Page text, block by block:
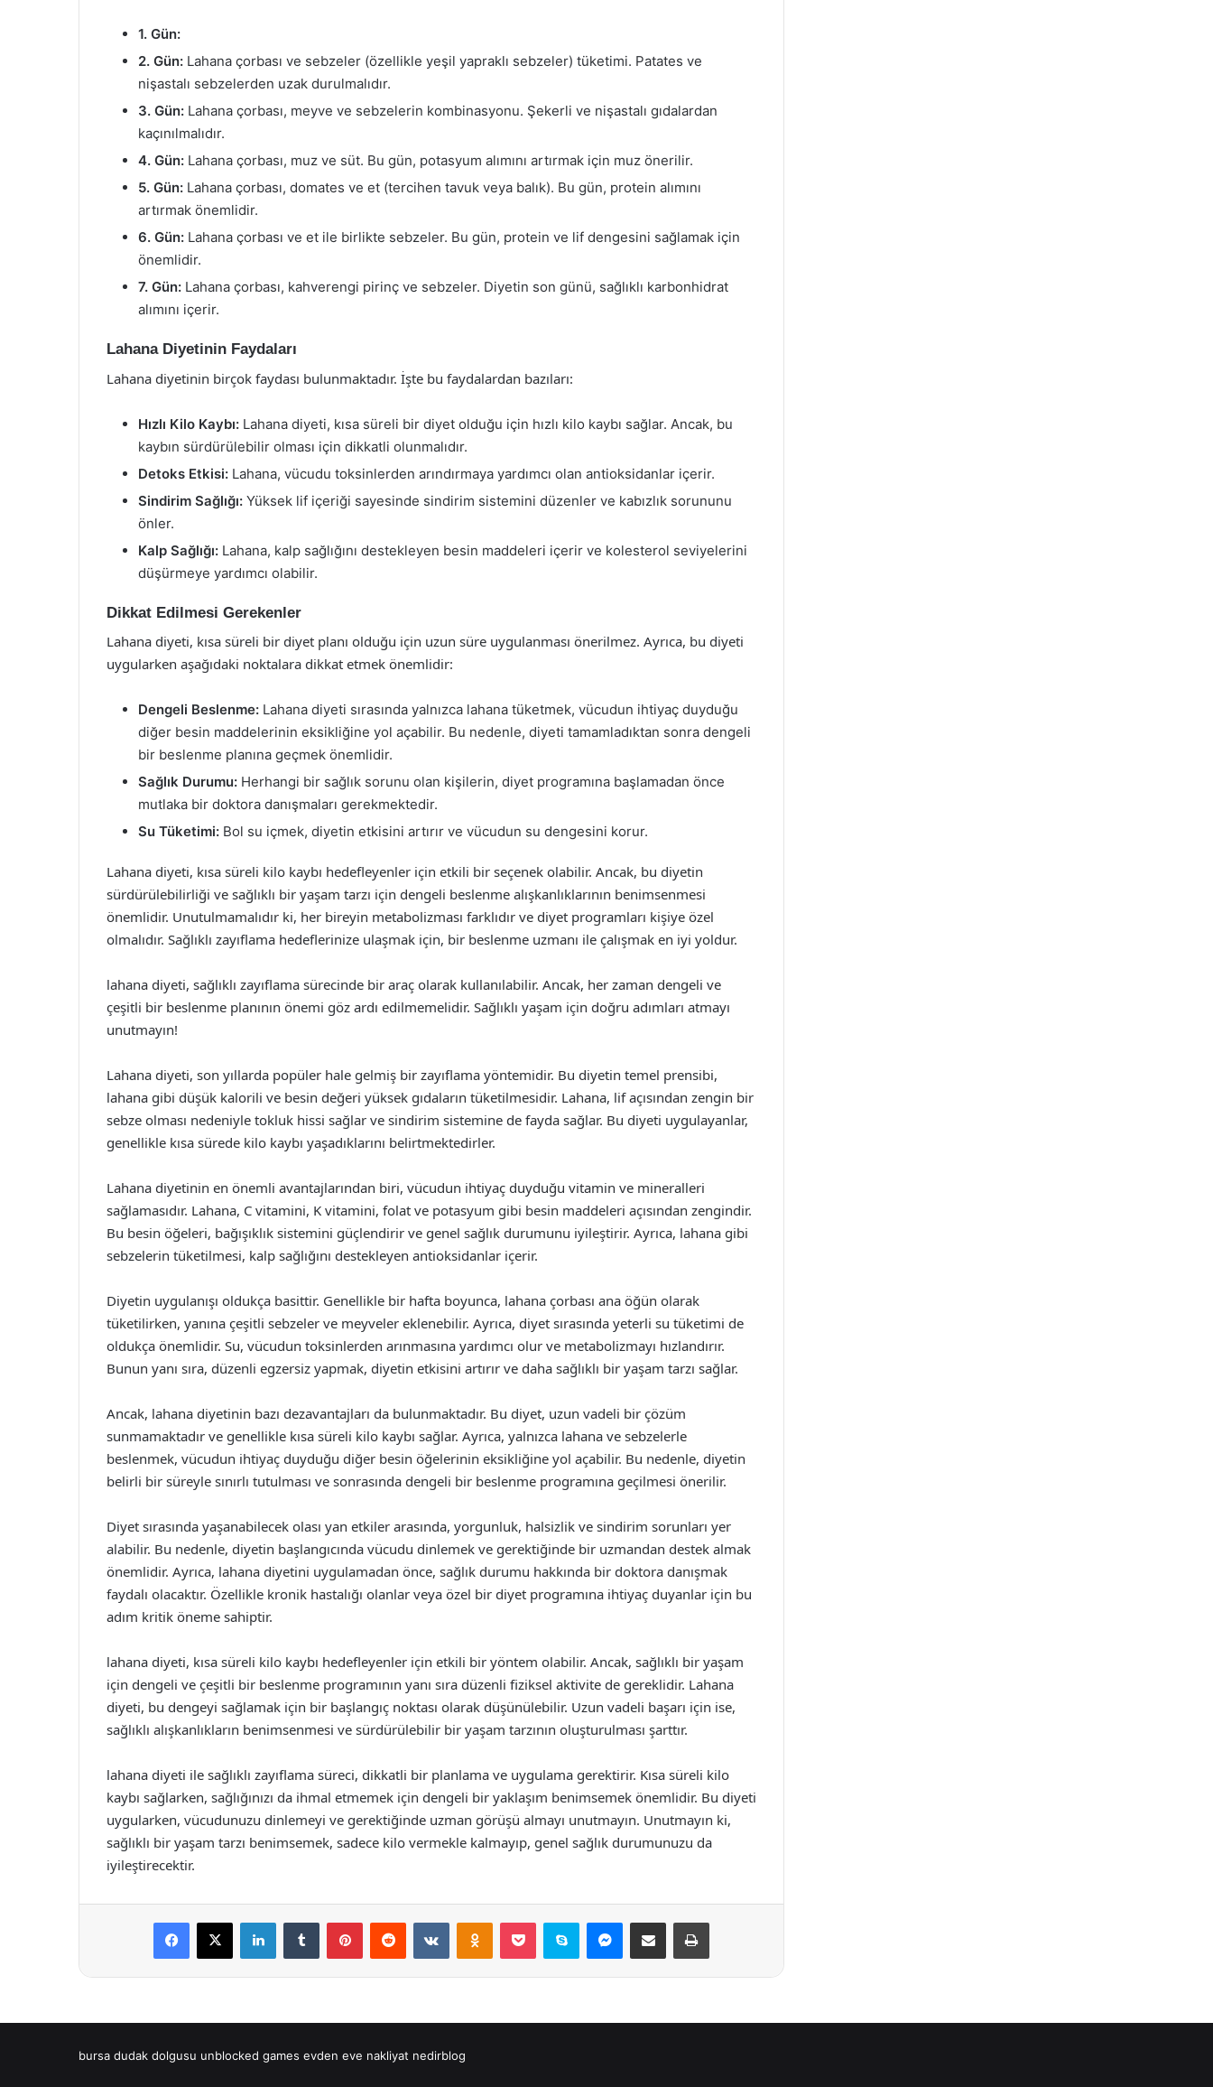
1. Gün:
2. Gün: Lahana çorbası ve sebzeler (özellikle yeşil yapraklı sebzeler) tüketimi. Patates ve
nişastalı sebzelerden uzak durulmalıdır.
3. Gün: Lahana çorbası, meyve ve sebzelerin kombinasyonu. Şekerli ve nişastalı gıdalardan
kaçınılmalıdır.
4. Gün: Lahana çorbası, muz ve süt. Bu gün, potasyum alımını artırmak için muz önerilir.
5. Gün: Lahana çorbası, domates ve et (tercihen tavuk veya balık). Bu gün, protein alımını
artırmak önemlidir.
6. Gün: Lahana çorbası ve et ile birlikte sebzeler. Bu gün, protein ve lif dengesini sağlamak için
önemlidir.
7. Gün: Lahana çorbası, kahverengi pirinç ve sebzeler. Diyetin son günü, sağlıklı karbonhidrat
alımını içerir.
Lahana Diyetinin Faydaları
Lahana diyetinin birçok faydası bulunmaktadır. İşte bu faydalardan bazıları:
Hızlı Kilo Kaybı: Lahana diyeti, kısa süreli bir diyet olduğu için hızlı kilo kaybı sağlar. Ancak, bu
kaybın sürdürülebilir olması için dikkatli olunmalıdır.
Detoks Etkisi: Lahana, vücudu toksinlerden arındırmaya yardımcı olan antioksidanlar içerir.
Sindirim Sağlığı: Yüksek lif içeriği sayesinde sindirim sistemini düzenler ve kabızlık sorununu
önler.
Kalp Sağlığı: Lahana, kalp sağlığını destekleyen besin maddeleri içerir ve kolesterol seviyelerini
düşürmeye yardımcı olabilir.
Dikkat Edilmesi Gerekenler
Lahana diyeti, kısa süreli bir diyet planı olduğu için uzun süre uygulanması önerilmez. Ayrıca, bu diyeti
uygularken aşağıdaki noktalara dikkat etmek önemlidir:
Dengeli Beslenme: Lahana diyeti sırasında yalnızca lahana tüketmek, vücudun ihtiyaç duyduğu
diğer besin maddelerinin eksikliğine yol açabilir. Bu nedenle, diyeti tamamladıktan sonra dengeli
bir beslenme planına geçmek önemlidir.
Sağlık Durumu: Herhangi bir sağlık sorunu olan kişilerin, diyet programına başlamadan önce
mutlaka bir doktora danışmaları gerekmektedir.
Su Tüketimi: Bol su içmek, diyetin etkisini artırır ve vücudun su dengesini korur.
Lahana diyeti, kısa süreli kilo kaybı hedefleyenler için etkili bir seçenek olabilir. Ancak, bu diyetin
sürdürülebilirliği ve sağlıklı bir yaşam tarzı için dengeli beslenme alışkanlıklarının benimsenmesi
önemlidir. Unutulmamalıdır ki, her bireyin metabolizması farklıdır ve diyet programları kişiye özel
olmalıdır. Sağlıklı zayıflama hedeflerinize ulaşmak için, bir beslenme uzmanı ile çalışmak en iyi yoldur.
lahana diyeti, sağlıklı zayıflama sürecinde bir araç olarak kullanılabilir. Ancak, her zaman dengeli ve
çeşitli bir beslenme planının önemi göz ardı edilmemelidir. Sağlıklı yaşam için doğru adımları atmayı
unutmayın!
Lahana diyeti, son yıllarda popüler hale gelmiş bir zayıflama yöntemidir. Bu diyetin temel prensibi,
lahana gibi düşük kalorili ve besin değeri yüksek gıdaların tüketilmesidir. Lahana, lif açısından zengin bir
sebze olması nedeniyle tokluk hissi sağlar ve sindirim sistemine de fayda sağlar. Bu diyeti uygulayanlar,
genellikle kısa sürede kilo kaybı yaşadıklarını belirtmektedirler.
Lahana diyetinin en önemli avantajlarından biri, vücudun ihtiyaç duyduğu vitamin ve mineralleri
sağlamasıdır. Lahana, C vitamini, K vitamini, folat ve potasyum gibi besin maddeleri açısından zengindir.
Bu besin öğeleri, bağışıklık sistemini güçlendirir ve genel sağlık durumunu iyileştirir. Ayrıca, lahana gibi
sebzelerin tüketilmesi, kalp sağlığını destekleyen antioksidanlar içerir.
Diyetin uygulanışı oldukça basittir. Genellikle bir hafta boyunca, lahana çorbası ana öğün olarak
tüketilirken, yanına çeşitli sebzeler ve meyveler eklenebilir. Ayrıca, diyet sırasında yeterli su tüketimi de
oldukça önemlidir. Su, vücudun toksinlerden arınmasına yardımcı olur ve metabolizmayı hızlandırır.
Bunun yanı sıra, düzenli egzersiz yapmak, diyetin etkisini artırır ve daha sağlıklı bir yaşam tarzı sağlar.
Ancak, lahana diyetinin bazı dezavantajları da bulunmaktadır. Bu diyet, uzun vadeli bir çözüm
sunmamaktadır ve genellikle kısa süreli kilo kaybı sağlar. Ayrıca, yalnızca lahana ve sebzelerle
beslenmek, vücudun ihtiyaç duyduğu diğer besin öğelerinin eksikliğine yol açabilir. Bu nedenle, diyetin
belirli bir süreyle sınırlı tutulması ve sonrasında dengeli bir beslenme programına geçilmesi önerilir.
Diyet sırasında yaşanabilecek olası yan etkiler arasında, yorgunluk, halsizlik ve sindirim sorunları yer
alabilir. Bu nedenle, diyetin başlangıcında vücudu dinlemek ve gerektiğinde bir uzmandan destek almak
önemlidir. Ayrıca, lahana diyetini uygulamadan önce, sağlık durumu hakkında bir doktora danışmak
faydalı olacaktır. Özellikle kronik hastalığı olanlar veya özel bir diyet programına ihtiyaç duyanlar için bu
adım kritik öneme sahiptir.
lahana diyeti, kısa süreli kilo kaybı hedefleyenler için etkili bir yöntem olabilir. Ancak, sağlıklı bir yaşam
için dengeli ve çeşitli bir beslenme programının yanı sıra düzenli fiziksel aktivite de gereklidir. Lahana
diyeti, bu dengeyi sağlamak için bir başlangıç noktası olarak düşünülebilir. Uzun vadeli başarı için ise,
sağlıklı alışkanlıkların benimsenmesi ve sürdürülebilir bir yaşam tarzının oluşturulması şarttır.
lahana diyeti ile sağlıklı zayıflama süreci, dikkatli bir planlama ve uygulama gerektirir. Kısa süreli kilo
kaybı sağlarken, sağlığınızı da ihmal etmemek için dengeli bir yaklaşım benimsemek önemlidir. Bu diyeti
uygularken, vücudunuzu dinlemeyi ve gerektiğinde uzman görüşü almayı unutmayın. Unutmayın ki,
sağlıklı bir yaşam tarzı benimsemek, sadece kilo vermekle kalmayıp, genel sağlık durumunuzu da
iyileştirecektir.
Facebook
X LinkedInTumblr PinterestReddit VKontakteOdnoklassniki
Pocket Skype Messenger
E-Posta ile paylaş Yazdır
bursa dudak dolgusu unblocked games evden eve nakliyat nedirblog